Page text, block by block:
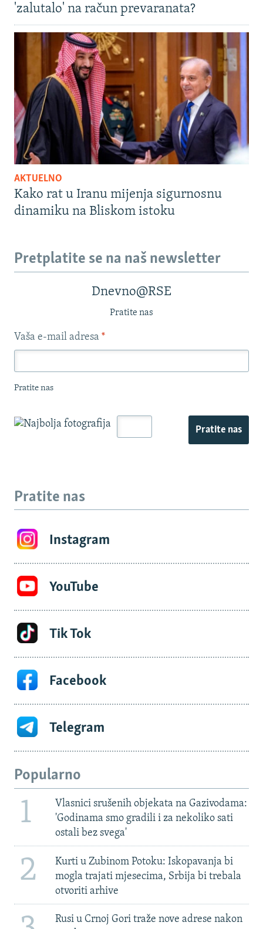
'zalutalo' na račun prevaranata?
AKTUELNO
Kako rat u Iranu mijenja sigurnosnu
dinamiku na Bliskom istoku
Pretplatite se na naš newsletter
Dnevno@RSE
Pratite nas
Vaša e-mail adresa *
Pratite nas
Pratite nas
Pratite nas
Instagram
YouTube
Tik Tok
Facebook
Telegram
Popularno
1
Vlasnici srušenih objekata na Gazivodama:
'Godinama smo gradili i za nekoliko sati
ostali bez svega'
2
Kurti u Zubinom Potoku: Iskopavanja bi
mogla trajati mjesecima, Srbija bi trebala
otvoriti arhive
Rusi u Crnoj Gori traže nove adrese nakon